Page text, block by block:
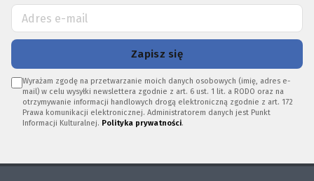
Zapisz się
Wyrażam zgodę na przetwarzanie moich danych osobowych (imię, adres e-
mail) w celu wysyłki newslettera zgodnie z art. 6 ust. 1 lit. a RODO oraz na
otrzymywanie informacji handlowych drogą elektroniczną zgodnie z art. 172
Prawa komunikacji elektronicznej. Administratorem danych jest Punkt
Informacji Kulturalnej. Polityka prywatności.